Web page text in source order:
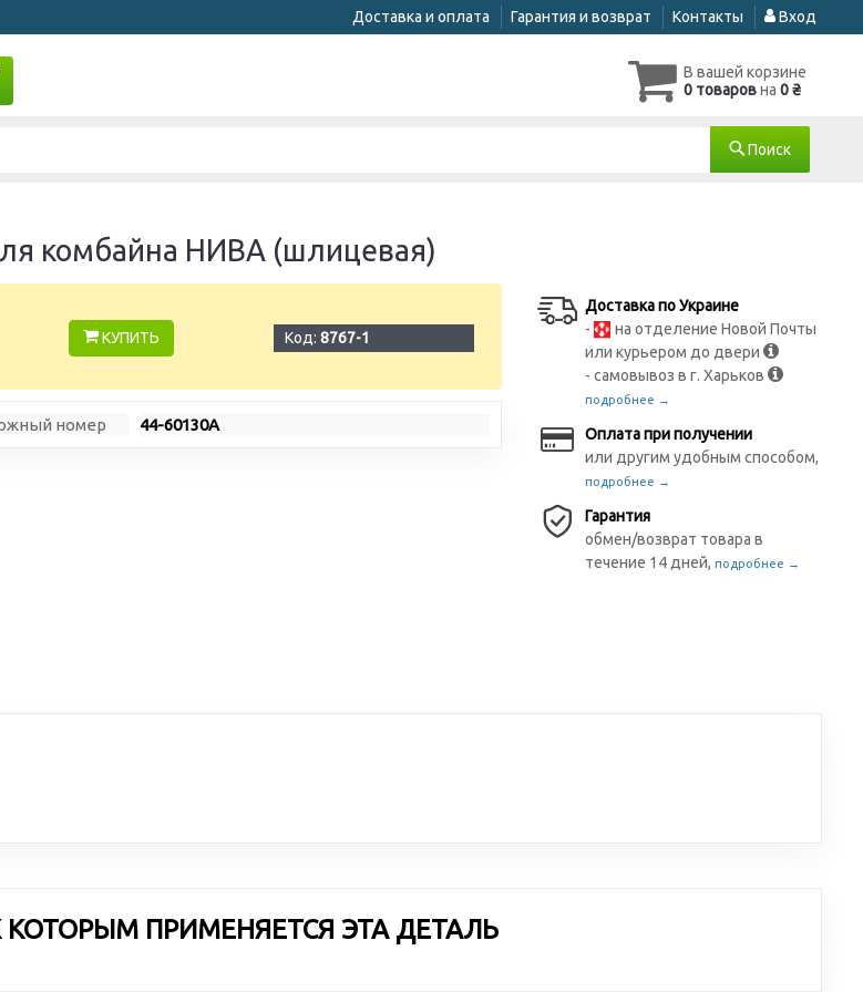
Доставка и оплата Гарантия и возврат Контакты Вход
В вашей корзине
0 товаровна 0 ₴
Поиск
комбайна НИВА (шлицевая)
КУПИТЬ Код:8767-1
номер 44-60130А
Доставка по Украине
-
на отделение Новой Почты
или курьером до двери
- самовывоз в г. Харьков
подробнее →
Оплата при получении
или другим удобным способом,
подробнее →
Гарантия
обмен/возврат товара в
течение 14 дней,подробнее →
ПРИМЕНЯЕТСЯ ЭТА ДЕТАЛЬ